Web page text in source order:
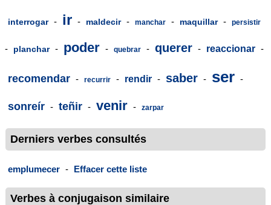
interrogar - ir - maldecir - manchar - maquillar - persistir
- planchar - poder - quebrar - querer - reaccionar -
recomendar - recurrir - rendir - saber - ser -
sonreír - teñir - venir - zarpar
Derniers verbes consultés
emplumecer - Effacer cette liste
Verbes à conjugaison similaire